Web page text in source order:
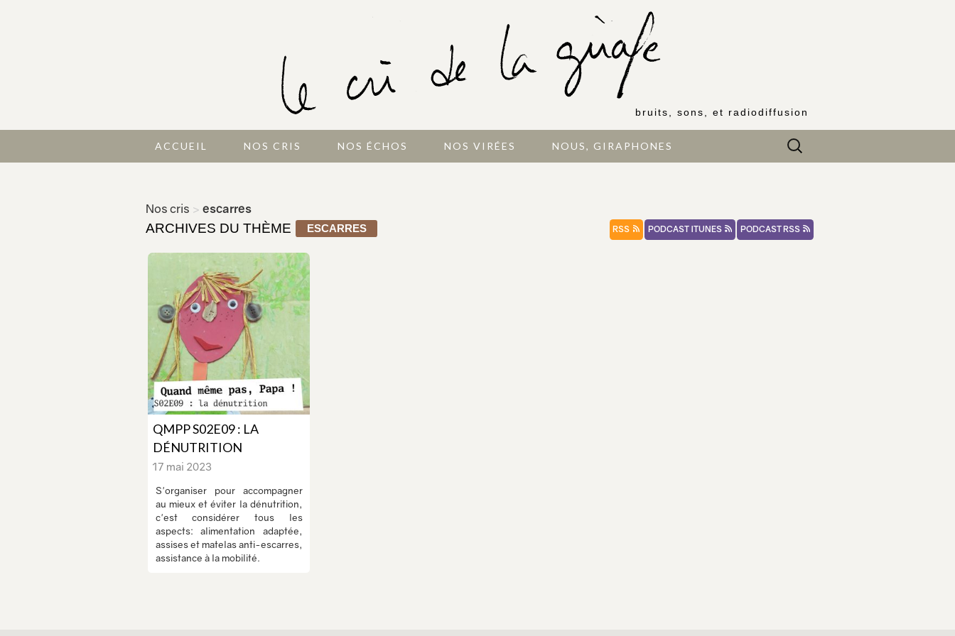
bruits, sons, et radiodiffusion
ACCUEIL NOS CRIS NOS ÉCHOS NOS VIRÉES NOUS, GIRAPHONES Rechercher :
Nos cris > escarres
PODCAST RSS
PODCAST ITUNES
RSS
ARCHIVES DU THÈME ESCARRES
QMPP S02E09 : LA
DÉNUTRITION
17 mai 2023
S'organiser pour accompagner
au mieux et éviter la dénutrition,
c'est considérer tous les
aspects: alimentation adaptée,
assises et matelas anti-escarres,
assistance à la mobilité.